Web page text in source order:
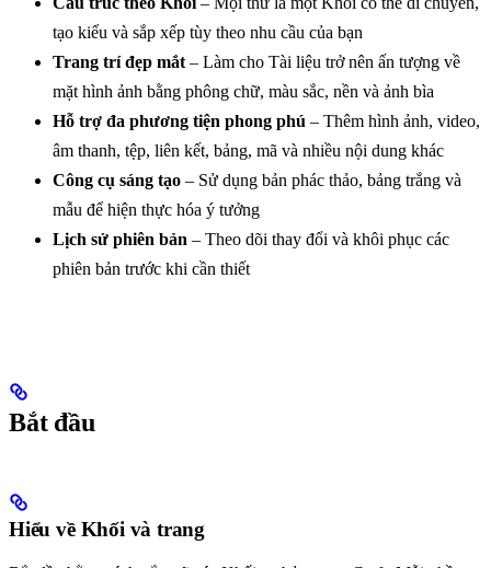
tạo kiểu và sắp xếp tùy theo nhu cầu của bạn
Trang trí đẹp mắt – Làm cho Tài liệu trở nên ấn tượng về
mặt hình ảnh bằng phông chữ, màu sắc, nền và ảnh bìa
Hỗ trợ đa phương tiện phong phú – Thêm hình ảnh, video,
âm thanh, tệp, liên kết, bảng, mã và nhiều nội dung khác
Công cụ sáng tạo – Sử dụng bản phác thảo, bảng trắng và
mẫu để hiện thực hóa ý tưởng
Lịch sử phiên bản – Theo dõi thay đổi và khôi phục các
phiên bản trước khi cần thiết
Bắt đầu
Hiểu về Khối và trang